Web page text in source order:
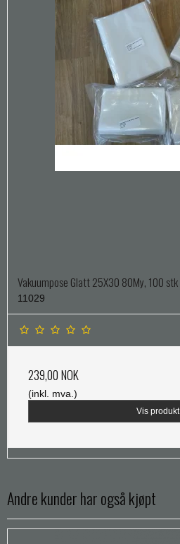
Vakuumpose Glatt 25X30 80My, 100 stk
11029
239,00 NOK
(inkl. mva.)
Vis produkt
Andre kunder har også kjøpt